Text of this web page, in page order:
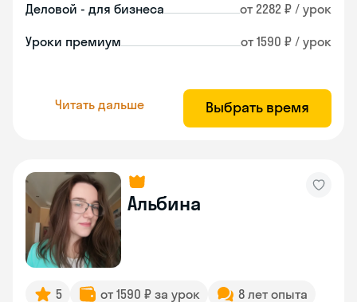
Деловой - для бизнеса от 2282 ₽ / урок
Уроки премиум от 1590 ₽ / урок
Читать дальше Выбрать время
Альбина
5 от 1590 ₽ за урок 8 лет опыта